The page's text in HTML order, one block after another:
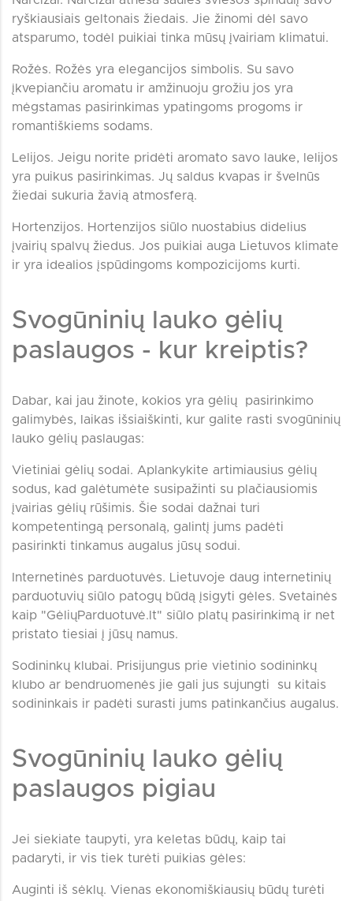
ryškiausiais geltonais žiedais. Jie žinomi dėl savo
atsparumo, todėl puikiai tinka mūsų įvairiam klimatui.
Rožės. Rožės yra elegancijos simbolis. Su savo
įkvepiančiu aromatu ir amžinuoju grožiu jos yra
mėgstamas pasirinkimas ypatingoms progoms ir
romantiškiems sodams.
Lelijos. Jeigu norite pridėti aromato savo lauke, lelijos
yra puikus pasirinkimas. Jų saldus kvapas ir švelnūs
žiedai sukuria žavią atmosferą.
Hortenzijos. Hortenzijos siūlo nuostabius didelius
įvairių spalvų žiedus. Jos puikiai auga Lietuvos klimate
ir yra idealios įspūdingoms kompozicijoms kurti.
Svogūninių lauko gėlių
paslaugos - kur kreiptis?
Dabar, kai jau žinote, kokios yra gėlių pasirinkimo
galimybės, laikas išsiaiškinti, kur galite rasti svogūninių
lauko gėlių paslaugas:
Vietiniai gėlių sodai. Aplankykite artimiausius gėlių
sodus, kad galėtumėte susipažinti su plačiausiomis
įvairias gėlių rūšimis. Šie sodai dažnai turi
kompetentingą personalą, galintį jums padėti
pasirinkti tinkamus augalus jūsų sodui.
Internetinės parduotuvės. Lietuvoje daug internetinių
parduotuvių siūlo patogų būdą įsigyti gėles. Svetainės
kaip "GėliųParduotuvė.lt" siūlo platų pasirinkimą ir net
pristato tiesiai į jūsų namus.
Sodininkų klubai. Prisijungus prie vietinio sodininkų
klubo ar bendruomenės jie gali jus sujungti su kitais
sodininkais ir padėti surasti jums patinkančius augalus.
Svogūninių lauko gėlių
paslaugos pigiau
Jei siekiate taupyti, yra keletas būdų, kaip tai
padaryti, ir vis tiek turėti puikias gėles:
Auginti iš sėklų. Vienas ekonomiškiausių būdų turėti